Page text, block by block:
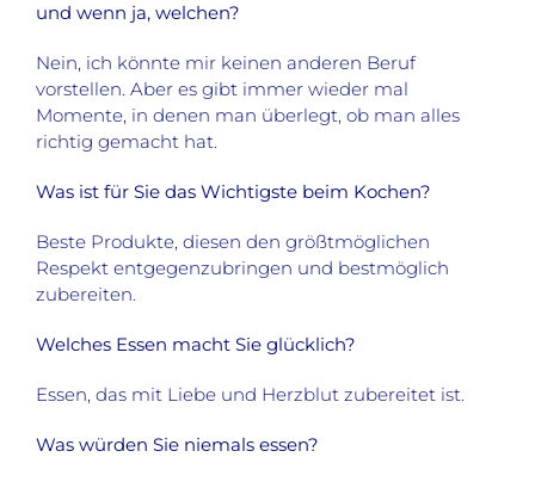
und wenn ja, welchen?
Nein, ich könnte mir keinen anderen Beruf
vorstellen. Aber es gibt immer wieder mal
Momente, in denen man überlegt, ob man alles
richtig gemacht hat.
Was ist für Sie das Wichtigste beim Kochen?
Beste Produkte, diesen den größtmöglichen
Respekt entgegenzubringen und bestmöglich
zubereiten.
Welches Essen macht Sie glücklich?
Essen, das mit Liebe und Herzblut zubereitet ist.
Was würden Sie niemals essen?